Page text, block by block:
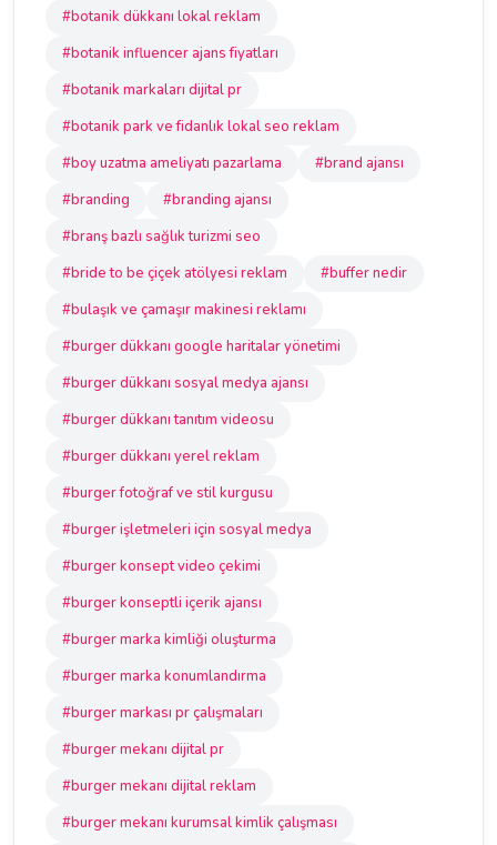
#botanik dükkanı lokal reklam
#botanik influencer ajans fiyatları
#botanik markaları dijital pr
#botanik park ve fidanlık lokal seo reklam
#boy uzatma ameliyatı pazarlama
#brand ajansı
#branding
#branding ajansı
#branş bazlı sağlık turizmi seo
#bride to be çiçek atölyesi reklam
#buffer nedir
#bulaşık ve çamaşır makinesi reklamı
#burger dükkanı google haritalar yönetimi
#burger dükkanı sosyal medya ajansı
#burger dükkanı tanıtım videosu
#burger dükkanı yerel reklam
#burger fotoğraf ve stil kurgusu
#burger işletmeleri için sosyal medya
#burger konsept video çekimi
#burger konseptli içerik ajansı
#burger marka kimliği oluşturma
#burger marka konumlandırma
#burger markası pr çalışmaları
#burger mekanı dijital pr
#burger mekanı dijital reklam
#burger mekanı kurumsal kimlik çalışması